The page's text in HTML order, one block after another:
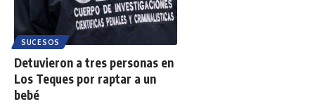
SUCESOS
Detuvieron a tres personas en
Los Teques por raptar a un
bebé